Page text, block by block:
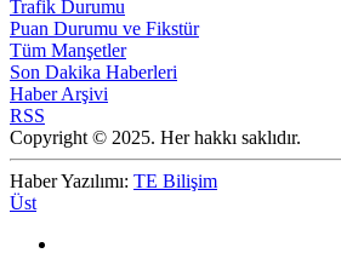
Trafik Durumu
Puan Durumu ve Fikstür
Tüm Manşetler
Son Dakika Haberleri
Haber Arşivi
RSS
Copyright © 2025. Her hakkı saklıdır.
Haber Yazılımı: TE Bilişim
Üst